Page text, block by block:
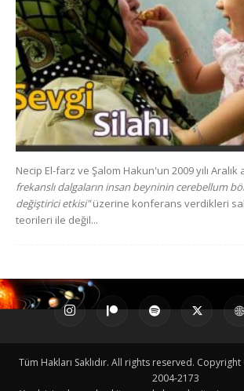
Necip El-farz ve Şalom Hakun'un 2009 yılı Aralık
frekanslı dalgaların insan beyninin cerebellum
değiştirici etkisi"üzerine konferans verdikleri
teorileri ile değil...
Tüm Hakları Saklıdır. All rights reserved.
2004-2173